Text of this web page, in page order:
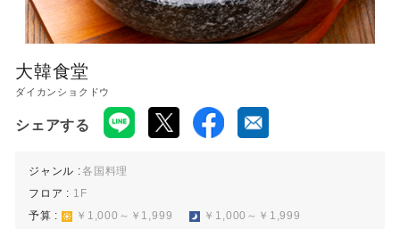
レストラン 11:00〜22:00
※ラストオーダーは店舗によって異なります。
大韓食堂
ダイカンショクドウ
シェアする
ジャンル :各国料理
フロア : 1F
予算 :
￥1,000～￥1,999 ￥1,000～￥1,999